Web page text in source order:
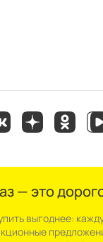
— это
выгоднее: